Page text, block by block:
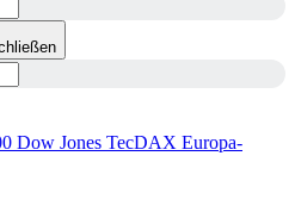
Dow Jones TecDAX Europa-